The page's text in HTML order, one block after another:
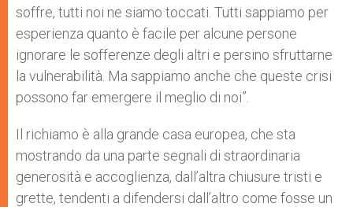
soffre, tutti noi ne siamo toccati. Tutti sappiamo per
esperienza quanto è facile per alcune persone
ignorare le sofferenze degli altri e persino sfruttarne
la vulnerabilità. Ma sappiamo anche che queste crisi
possono far emergere il meglio di noi”.
Il richiamo è alla grande casa europea, che sta
mostrando da una parte segnali di straordinaria
generosità e accoglienza, dall’altra chiusure tristi e
grette, tendenti a difendersi dall’altro come fosse un